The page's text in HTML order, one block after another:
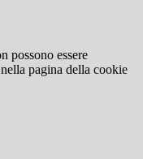
possono essere
pagina della cookie